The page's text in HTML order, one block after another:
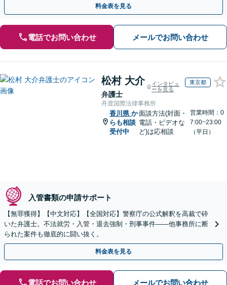
料金表を見る
電話でお問い合わせ メールでお問い合わせ
松村 大介
弁護士
インタビュ
ーを見る
東京都
舟渡国際法律事務所
香川県 か
らも相談
受付中
面談方法(対面・
電話・ビデオな
ど)は応相談
営業時間：0
7:00~23:00
（平日）
入管書類の申請サポート
【無罪獲得】【中文対応】【全国対応】警察庁の公式解釈を高裁で砕
いた弁護士。不法就労・入管・退去強制・刑事事件——他事務所に断
られた案件も徹底的に闘い抜く。
料金表を見る
電話でお問い合わせ メールでお問い合わせ